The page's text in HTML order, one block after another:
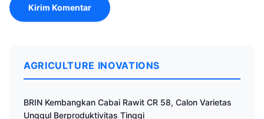
AGRICULTURE INOVATIONS
BRIN Kembangkan Cabai Rawit CR 58, Calon Varietas
Unggul Berproduktivitas Tinggi